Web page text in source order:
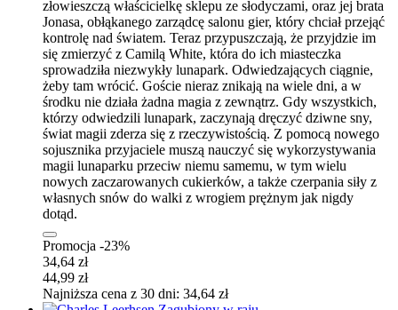
złowieszczą właścicielkę sklepu ze słodyczami, oraz jej brata
Jonasa, obłąkanego zarządcę salonu gier, który chciał przejąć
kontrolę nad światem. Teraz przypuszczają, że przyjdzie im
się zmierzyć z Camilą White, która do ich miasteczka
sprowadziła niezwykły lunapark. Odwiedzających ciągnie,
żeby tam wrócić. Goście nieraz znikają na wiele dni, a w
środku nie działa żadna magia z zewnątrz. Gdy wszystkich,
którzy odwiedzili lunapark, zaczynają dręczyć dziwne sny,
świat magii zderza się z rzeczywistością. Z pomocą nowego
sojusznika przyjaciele muszą nauczyć się wykorzystywania
magii lunaparku przeciw niemu samemu, w tym wielu
nowych zaczarowanych cukierków, a także czerpania siły z
własnych snów do walki z wrogiem prężnym jak nigdy
dotąd.
Promocja -23%
34,64 zł
44,99 zł
Najniższa cena z 30 dni: 34,64 zł